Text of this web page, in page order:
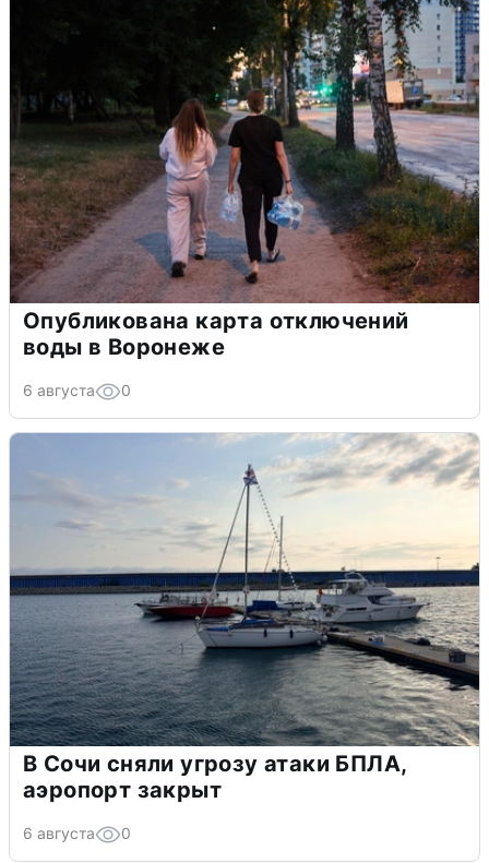
Опубликована карта отключений
воды в Воронеже
6 августа 0
В Сочи сняли угрозу атаки БПЛА,
аэропорт закрыт
6 августа 0